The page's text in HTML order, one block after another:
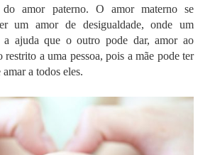
amor paterno. O amor materno se
um amor de desigualdade, onde um
a ajuda que o outro pode dar, amor ao
restrito a uma pessoa, pois a mãe pode ter
a todos eles.